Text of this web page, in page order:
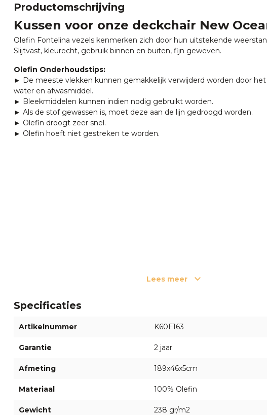
Productomschrijving
Kussen voor onze deckchair New
Olefin Fontelina vezels kenmerken zich door hun uitstekende
Slijtvast, kleurecht, gebruik binnen en buiten, fijn geweven.
Olefin Onderhoudstips:
► De meeste vlekken kunnen gemakkelijk verwijderd worden door
water en afwasmiddel.
► Bleekmiddelen kunnen indien nodig gebruikt worden.
► Als de stof gewassen is, moet deze aan de lijn gedroogd worden.
► Olefin droogt zeer snel.
► Olefin hoeft niet gestreken te worden.
Lees meer
Specificaties
Artikelnummer K60F163
Garantie 2 jaar
Afmeting 189x46x5cm
Materiaal 100% Olefin
Gewicht 238 gr/m2